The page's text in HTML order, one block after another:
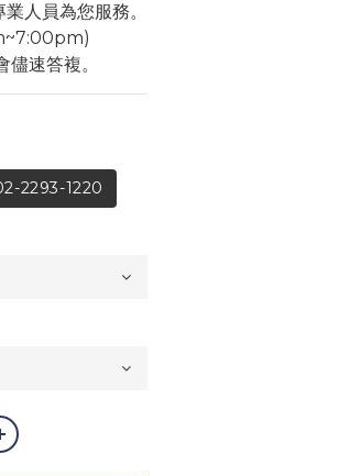
人員為您服務。
速答複。
2293-1220